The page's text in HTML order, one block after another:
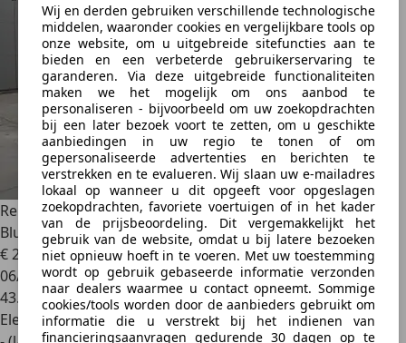
Wij en derden gebruiken verschillende technologische
middelen, waaronder cookies en vergelijkbare tools op
onze website, om u uitgebreide sitefuncties aan te
bieden en een verbeterde gebruikerservaring te
garanderen. Via deze uitgebreide functionaliteiten
maken we het mogelijk om ons aanbod te
personaliseren - bijvoorbeeld om uw zoekopdrachten
bij een later bezoek voort te zetten, om u geschikte
aanbiedingen in uw regio te tonen of om
gepersonaliseerde advertenties en berichten te
verstrekken en te evalueren. Wij slaan uw e-mailadres
lokaal op wanneer u dit opgeeft voor opgeslagen
zoekopdrachten, favoriete voertuigen of in het kader
van de prijsbeoordeling. Dit vergemakkelijkt het
gebruik van de website, omdat u bij latere bezoeken
niet opnieuw hoeft in te voeren. Met uw toestemming
wordt op gebruik gebaseerde informatie verzonden
naar dealers waarmee u contact opneemt. Sommige
cookies/tools worden door de aanbieders gebruikt om
informatie die u verstrekt bij het indienen van
financieringsaanvragen gedurende 30 dagen op te
Renault Austral1.2TCe 130cv Gris 06/23 43.254km Airco
Bluetooth G
€ 21.250
06/2023
43.254 km
Elektrisch/Benzine